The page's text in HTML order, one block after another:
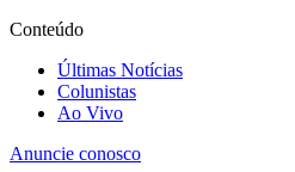
Conteúdo
Últimas Notícias
Colunistas
Ao Vivo
Anuncie conosco